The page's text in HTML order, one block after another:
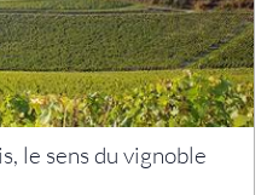
le sens du vignoble